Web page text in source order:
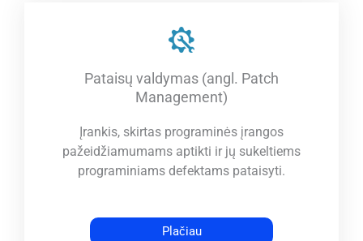
Pataisų valdymas (angl. Patch
Management)
Įrankis, skirtas programinės įrangos
pažeidžiamumams aptikti ir jų sukeltiems
programiniams defektams pataisyti.
Plačiau